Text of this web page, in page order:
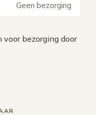
Geen bezorging